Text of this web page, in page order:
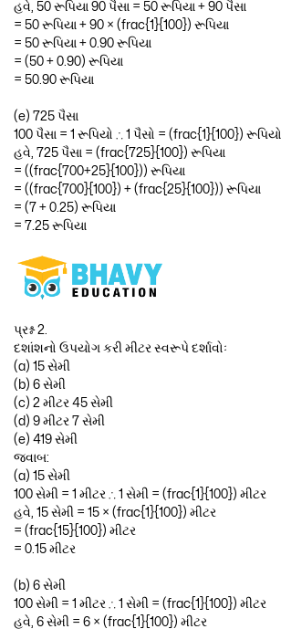
હવે, 50 રૂપિયા 90 પૈસા = 50 રૂપિયા + 90 પૈસા
= 50 રૂપિયા + 90 × (frac{1}{100}) રૂપિયા
= 50 રૂપિયા + 0.90 રૂપિયા
= (50 + 0.90) રૂપિયા
= 50.90 રૂપિયા
(e) 725 પૈસા
100 પૈસા = 1 રૂપિયો ∴ 1 પૈસો = (frac{1}{100}) રૂપિયો
હવે, 725 પૈસા = (frac{725}{100}) રૂપિયા
= ((frac{700+25}{100})) રૂપિયા
= ((frac{700}{100}) + (frac{25}{100})) રૂપિયા
= (7 + 0.25) રૂપિયા
= 7.25 રૂપિયા
પ્રશ્ન 2.
દશાંશનો ઉપયોગ કરી મીટર સ્વરૂપે દર્શાવોઃ
(a) 15 સેમી
(b) 6 સેમી
(c) 2 મીટર 45 સેમી
(d) 9 મીટર 7 સેમી
(e) 419 સેમી
જવાબ:
(a) 15 સેમી
100 સેમી = 1 મીટર ∴ 1 સેમી = (frac{1}{100}) મીટર
હવે, 15 સેમી = 15 × (frac{1}{100}) મીટર
= (frac{15}{100}) મીટર
= 0.15 મીટર
(b) 6 સેમી
100 સેમી = 1 મીટર ∴ 1 સેમી = (frac{1}{100}) મીટર
હવે, 6 સેમી = 6 × (frac{1}{100}) મીટર